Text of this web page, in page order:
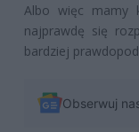
Albo więc mamy
najprawdę się
bardziej
Obserwuj